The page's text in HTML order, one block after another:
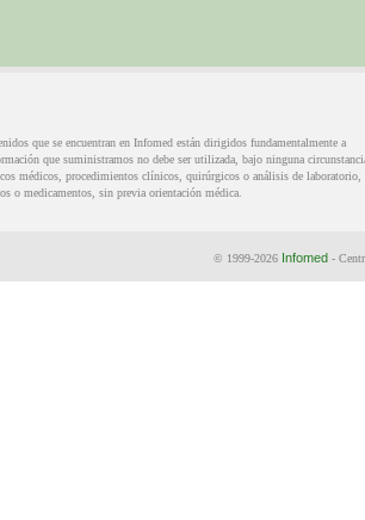
que se encuentran en Infomed están dirigidos fundamentalmente a
que suministramos no debe ser utilizada, bajo ninguna
médicos, procedimientos clínicos, quirúrgicos o análisis de laboratorio,
o medicamentos, sin previa orientación médica.
© 1999-2026 Infomed -